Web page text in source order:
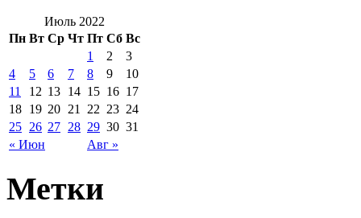
Июль 2022
Пн Вт Ср Чт Пт Сб Вс
« Июн Авг »
1 2
3
4
5 6 7 8 9
10
11
12 13 14 15 16 17
18 19 20 21 22 23 24
25 26 27 28 29 30 31
Метки